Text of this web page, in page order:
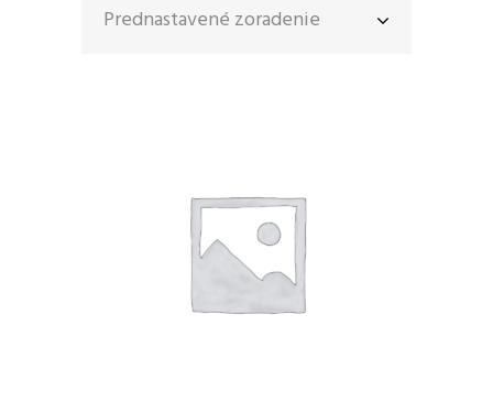
Prednastavené zoradenie